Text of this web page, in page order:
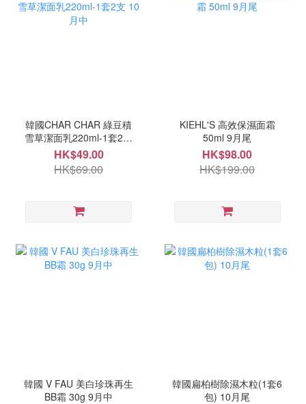
韓國CHAR CHAR 綠豆積
雪草潔面乳220ml-1套2支
10月中
HK$49.00
HK$69.00
KIEHL'S 高效保濕面霜
50ml 9月尾
HK$98.00
HK$199.00
韓國 V FAU 美白珍珠再生
BB霜 30g 9月中
韓國扁柏樹除濕木粒(1套6
包) 10月尾